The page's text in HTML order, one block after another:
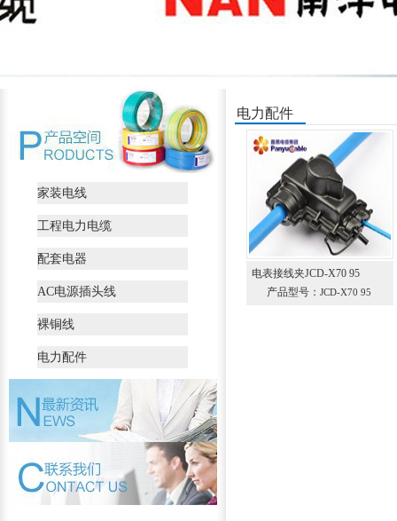
家装电线
工程电力电缆
配套电器
AC电源插头线
裸铜线
电力配件
电力配件
电表接线夹JCD-X70 95
产品型号：JCD-X70 95